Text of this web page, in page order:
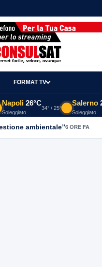
FORMAT TV
Napoli 26°C
Soleggiato
34° / 25°
Salerno
Soleggiato
ambientale”6 ORE FA